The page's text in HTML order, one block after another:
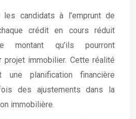
candidats à l’emprunt de
crédit en cours réduit
montant qu’ils pourront
projet immobilier. Cette réalité
une planification financière
des ajustements dans la
immobilière.